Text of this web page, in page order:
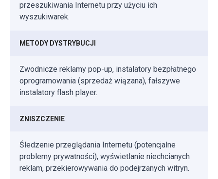
przeszukiwania Internetu przy użyciu ich
wyszukiwarek.
METODY DYSTRYBUCJI
Zwodnicze reklamy pop-up, instalatory bezpłatnego
oprogramowania (sprzedaż wiązana), fałszywe
instalatory flash player.
ZNISZCZENIE
Śledzenie przeglądania Internetu (potencjalne
problemy prywatności), wyświetlanie niechcianych
reklam, przekierowywania do podejrzanych witryn.